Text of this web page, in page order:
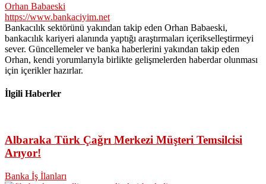
Orhan Babaeski
https://www.bankaciyim.net
Bankacılık sektörünü yakından takip eden Orhan Babaeski,
bankacılık kariyeri alanında yaptığı araştırmaları içerikselleştirmeyi
sever. Güncellemeler ve banka haberlerini yakından takip eden
Orhan, kendi yorumlarıyla birlikte gelişmelerden haberdar olunması
için içerikler hazırlar.
İlgili Haberler
Albaraka Türk Çağrı Merkezi Müşteri Temsilcisi
Arıyor!
Banka İş İlanları